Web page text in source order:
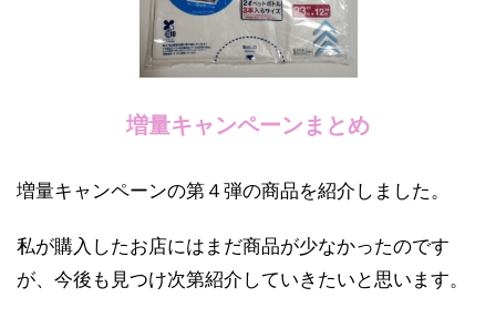
増量キャンペーンまとめ
増量キャンペーンの第４弾の商品を紹介しました。
私が購入したお店にはまだ商品が少なかったのです
が、今後も見つけ次第紹介していきたいと思います。